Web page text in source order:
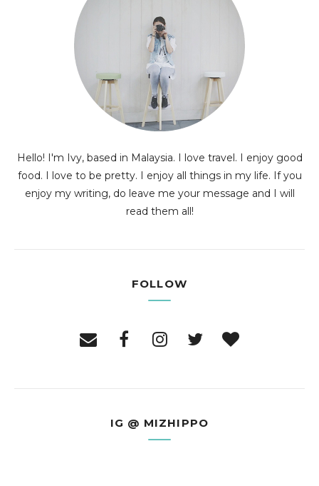
Hello! I'm Ivy, based in Malaysia. I love travel. I enjoy good
food. I love to be pretty. I enjoy all things in my life. If you
enjoy my writing, do leave me your message and I will
read them all!
FOLLOW
IG @ MIZHIPPO